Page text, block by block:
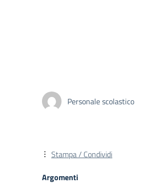
Personale scolastico
Stampa / Condividi
Argomenti